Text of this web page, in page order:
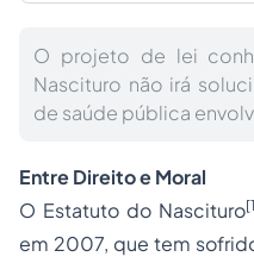
O projeto de lei
Nascituro não irá
de saúde pública
Entre Direito e Moral
O Estatuto do Nascituro
em 2007, que tem